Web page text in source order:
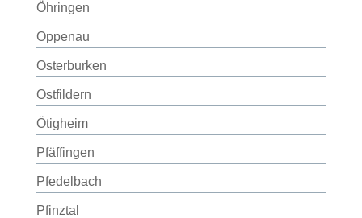
Öhringen
Oppenau
Osterburken
Ostfildern
Ötigheim
Pfäffingen
Pfedelbach
Pfinztal